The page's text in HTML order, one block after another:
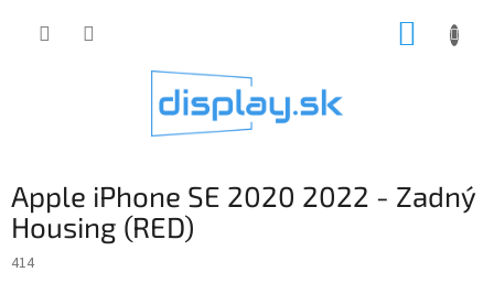
Apple iPhone SE 2020 2022 - Zadný
Housing (RED)
414